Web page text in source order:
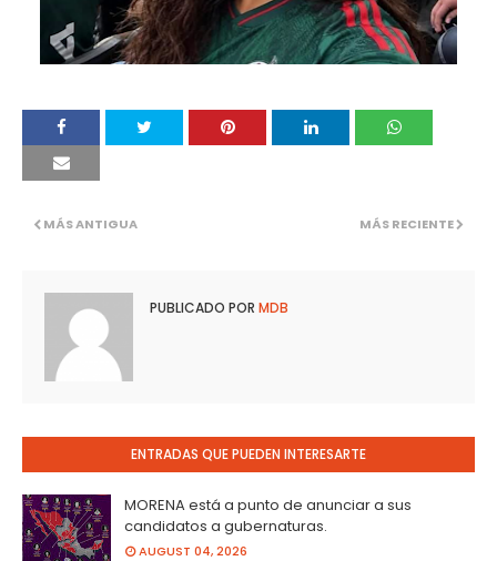
MÁS RECIENTE
MÁS ANTIGUA
PUBLICADO POR MDB
ENTRADAS QUE PUEDEN INTERESARTE
MORENA está a punto de anunciar a sus
candidatos a gubernaturas.
AUGUST 04, 2026